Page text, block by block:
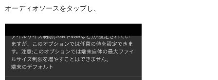
オーディオソースをタップし、